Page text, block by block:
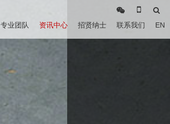
专业团队 资讯中心 招贤纳士 联系我们 EN